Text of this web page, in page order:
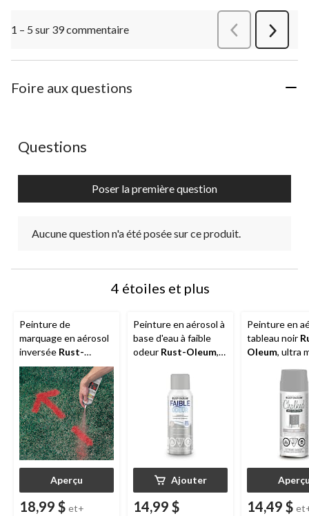
1 – 5 sur 39 commentaire
Suivant
Foire aux questions
Aucune question n'a été posée sur ce produit.
Questions
Poser la première question
Aucune question n'a été posée sur ce produit.
4 étoiles et plus
Peinture de
marquage en aérosol
inversée Rust-
OleumProfessional,
426 g
Aperçu
18,99 $ et+
Peinture en aérosol à
base d'eau à faible
odeur Rust-Oleum,
Ajouter
14,99 $
Peinture en
tableau noir
Oleum, ultra
14,49 $